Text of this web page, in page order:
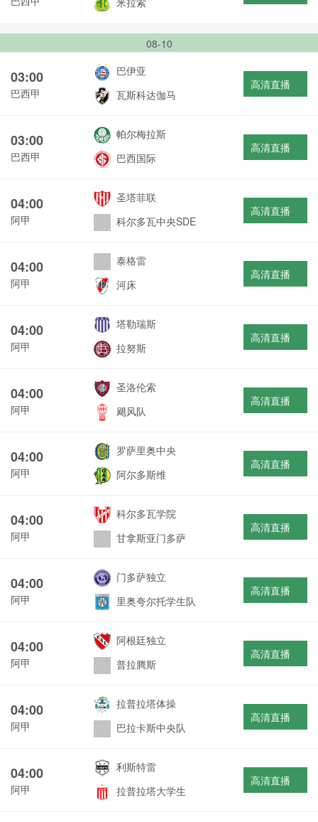
08-10
03:00
巴西甲
巴伊亚
瓦斯科达伽马
高清直播
03:00
巴西甲
帕尔梅拉斯
巴西国际
高清直播
04:00
阿甲
圣塔菲联
科尔多瓦中央SDE
高清直播
04:00
阿甲
泰格雷
河床
高清直播
04:00
阿甲
塔勒瑞斯
拉努斯
高清直播
04:00
阿甲
圣洛伦索
飓风队
高清直播
04:00
阿甲
罗萨里奥中央
阿尔多斯维
高清直播
04:00
阿甲
科尔多瓦学院
甘拿斯亚门多萨
高清直播
04:00
阿甲
门多萨独立
里奥夸尔托学生队
高清直播
04:00
阿甲
阿根廷独立
普拉腾斯
高清直播
04:00
阿甲
拉普拉塔体操
巴拉卡斯中央队
高清直播
04:00
阿甲
利斯特雷
拉普拉塔大学生
高清直播